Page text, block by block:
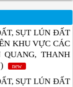
SỤT LÚN ĐẤT
KHU VỰC CÁC
THANH
new
SỤT LÚN ĐẤT